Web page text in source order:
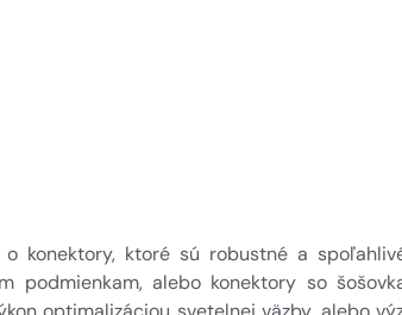
konektory, ktoré sú robustné a
podmienkam, alebo konektory so